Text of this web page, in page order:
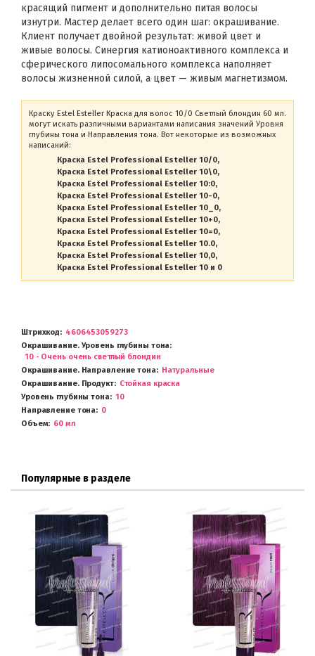
красящий пигмент и дополнительно питая волосы
изнутри. Мастер делает всего один шаг: окрашивание.
Клиент получает двойной результат: живой цвет и
живые волосы. Синергия катионоактивного комплекса и
сферического липосомального комплекса наполняет
волосы жизненной силой, а цвет — живым магнетизмом.
Краску Estel Esteller Краска для волос 10/0 Светлый блондин 60 мл.
могут искать различными вариантами написания значений Уровня
глубины тона и Направления тона. Вот некоторые из возможных
написаний:
Краска Estel Professional Esteller 10/0
Краска Estel Professional Esteller 10\0
Краска Estel Professional Esteller 10:0
Краска Estel Professional Esteller 10-0
Краска Estel Professional Esteller 10_0
Краска Estel Professional Esteller 10+0
Краска Estel Professional Esteller 10=0
Краска Estel Professional Esteller 10.0
Краска Estel Professional Esteller 10,0
Краска Estel Professional Esteller 10 и 0
Штрихкод
4606453059273
Окрашивание. Уровень глубины тона
10 - Очень очень светлый блондин
Окрашивание. Направление тона
Натуральные
Окрашивание. Продукт
Стойкая краска
Уровень глубины тона
10
Направление тона
0
Объем
60 мл
Популярные в разделе